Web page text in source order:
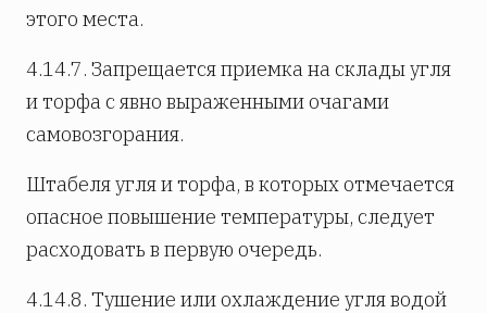
этого места.
4.14.7. Запрещается приемка на склады угля
и торфа с явно выраженными очагами
самовозгорания.
Штабеля угля и торфа, в которых отмечается
опасное повышение температуры, следует
расходовать в первую очередь.
4.14.8. Тушение или охлаждение угля водой